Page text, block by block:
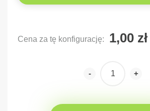
Cena za tę konfigurację:
- +